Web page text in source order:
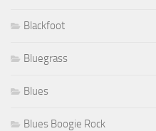
Blackfoot
Bluegrass
Blues
Blues Boogie Rock